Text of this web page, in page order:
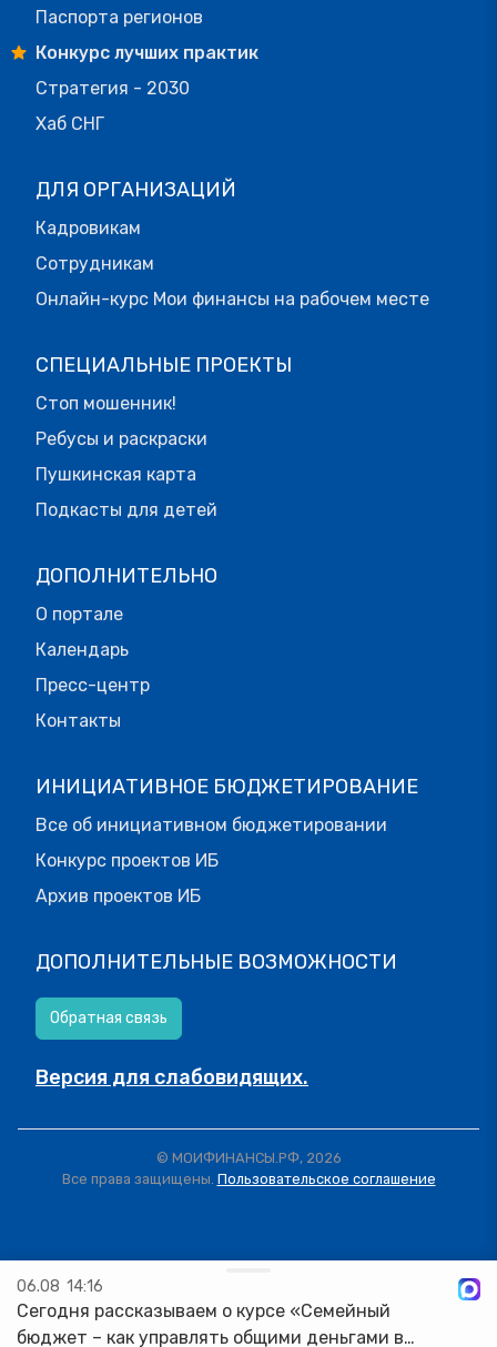
Паспорта регионов
Конкурс лучших практик
Стратегия - 2030
Хаб СНГ
ДЛЯ ОРГАНИЗАЦИЙ
Кадровикам
Сотрудникам
Онлайн-курс Мои финансы на рабочем месте
СПЕЦИАЛЬНЫЕ ПРОЕКТЫ
Стоп мошенник!
Ребусы и раскраски
Пушкинская карта
Подкасты для детей
ДОПОЛНИТЕЛЬНО
О портале
Календарь
Пресс-центр
Контакты
ИНИЦИАТИВНОЕ БЮДЖЕТИРОВАНИЕ
Все об инициативном бюджетировании
Конкурс проектов ИБ
Архив проектов ИБ
ДОПОЛНИТЕЛЬНЫЕ ВОЗМОЖНОСТИ
Обратная связь
Версия для слабовидящих.
© МОИФИНАНСЫ.РФ, 2026
Все права защищены. Пользовательское соглашение
06.08 14:16
Сегодня рассказываем о курсе «Семейный
бюджет – как управлять общими деньгами в